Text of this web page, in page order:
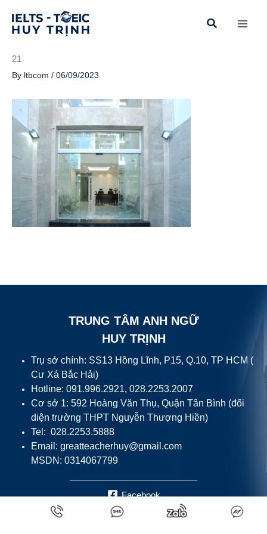
content
21
By ltbcom / 06/09/2023
TRUNG TÂM ANH NGỮ
HUY TRỊNH
Trụ sở chính: SS13 Hồng Lĩnh, P15, Q.10, TP HCM (
Cư Xá Bắc Hải)
Hotline: 091.996.2921, 028.2253.2007
Cơ sở 1: 592 Hoàng Văn Thụ, Quận Tân Bình (đối
diện trường THPT Nguyễn Thượng Hiền)
Tel: 028.2253.5888
Email: greatteacherhuy@gmail.com
MSDN: 0314067799
Facebook